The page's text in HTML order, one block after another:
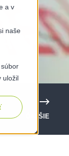
a v
naše
uložil
ĎALŠIE